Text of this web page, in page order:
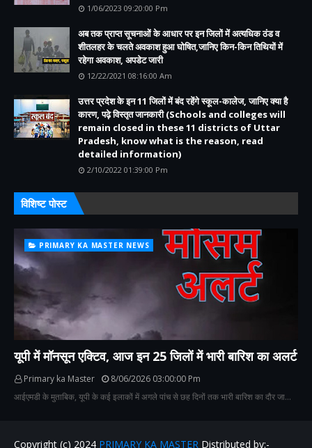
1/06/2023 09:20:00 Pm
अब तक प्राप्त सूचनाओं के आधार पर इन जिलों में अत्यधिक ठंड व
शीतलहर के चलते अवकाश हुआ घोषित,जानिए किन-किन तिथियों में
रहेगा अवकाश, अपडेट जारी
12/22/2021 08:16:00 Am
उत्तर प्रदेश के इन 11 जिलों में बंद रहेंगे स्कूल-कालेज, जानिए क्या है
कारण, पढ़े विस्तृत जानकारी (Schools and colleges will
remain closed in these 11 districts of Uttar
Pradesh, know what is the reason, read
detailed information)
2/10/2022 01:39:00 Pm
विशिष्ट पोस्ट
PRIMARY KA MASTER NEWS
यूपी में मॉनसून एक्टिव, आज इन 25 जिलों में भारी बारिश का अलर्ट
Primary ka Master
8/06/2026 03:00:00 Pm
आईएमडी के मुताबिक, यूपी के कई इलाकों में अगले पांच से छह दिनों तक भारी बारिश का दौर जा…
Copyright (c) 2024 PRIMARY KA MASTER Distributed by:-